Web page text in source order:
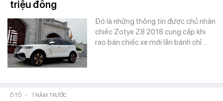
triệu đồng
Đó là những thông tin được chủ nhân
chiếc Zotye Z8 2018 cung cấp khi
rao bán chiếc xe mới lăn bánh chỉ…
Ô TÔ - 7 NĂM TRƯỚC